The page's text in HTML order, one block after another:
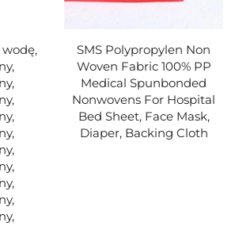
SMS Polypropylen Non
Woven Fabric 100% PP
Medical Spunbonded
Nonwovens For Hospital
Bed Sheet, Face Mask,
Diaper, Backing Cloth